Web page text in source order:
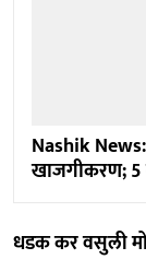
Nashik News:
खाजगीकरण; 5
धडक कर वसुली